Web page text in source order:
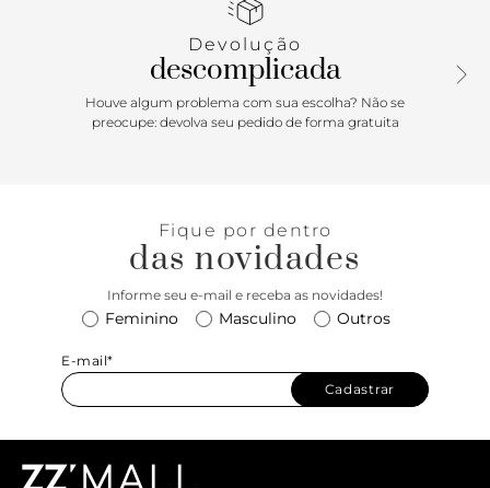
Devolução
descomplicada
Houve algum problema com sua escolha? Não se
preocupe: devolva seu pedido de forma gratuita
Fique por dentro
das novidades
Informe seu e-mail e receba as novidades!
Feminino Masculino Outros
E-mail*
Cadastrar